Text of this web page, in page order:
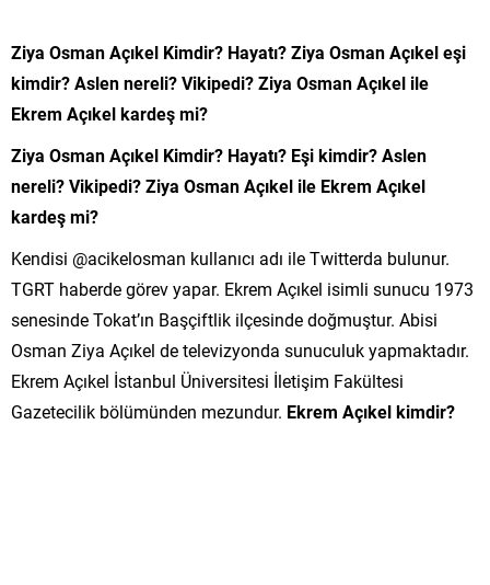
Ziya Osman Açıkel Kimdir? Hayatı? Ziya Osman Açıkel eşi
kimdir? Aslen nereli? Vikipedi? Ziya Osman Açıkel ile
Ekrem Açıkel kardeş mi?
Ziya Osman Açıkel Kimdir? Hayatı? Eşi kimdir? Aslen
nereli? Vikipedi? Ziya Osman Açıkel ile Ekrem Açıkel
kardeş mi?
Kendisi @acikelosman kullanıcı adı ile Twitterda bulunur.
TGRT haberde görev yapar. Ekrem Açıkel isimli sunucu 1973
senesinde Tokat’ın Başçiftlik ilçesinde doğmuştur. Abisi
Osman Ziya Açıkel de televizyonda sunuculuk yapmaktadır.
Ekrem Açıkel İstanbul Üniversitesi İletişim Fakültesi
Gazetecilik bölümünden mezundur. Ekrem Açıkel kimdir?